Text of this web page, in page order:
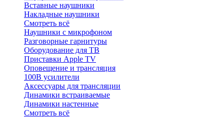
Вставные наушники
Накладные наушники
Смотреть всё
Наушники с микрофоном
Разговорные гарнитуры
Оборудование для ТВ
Приставки Apple TV
Оповещение и трансляция
100В усилители
Аксессуары для трансляции
Динамики встраиваемые
Динамики настенные
Смотреть всё